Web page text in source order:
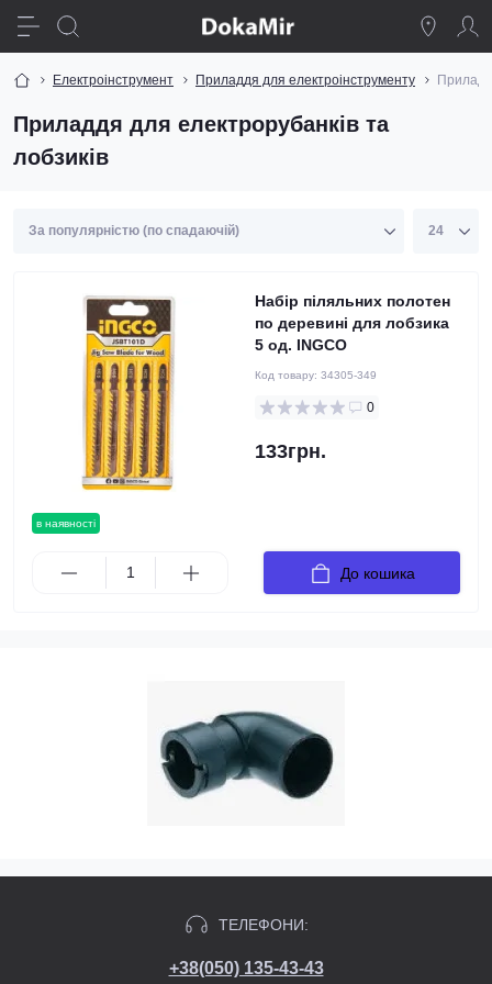
Електроінструмент Приладдя для електроінструменту
Приладдя для електрорубанків та
лобзиків
в наявності
Набір піляльних полотен
по деревині для лобзика
5 од. INGCO
Код товару: 34305-349
0
133грн.
До кошика
ТЕЛЕФОНИ:
+38(050) 135-43-43